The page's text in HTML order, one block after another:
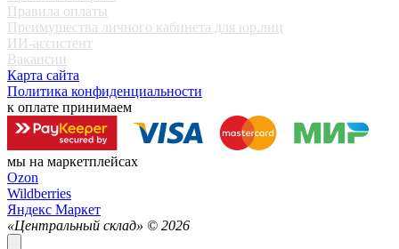
Правила оплаты
Преимущества личного кабинета для юр.лиц
ИИ-ассистент
Вакансии
Карта сайта
Политика конфиденциальности
к оплате принимаем
мы на маркетплейсах
Ozon
Wildberries
Яндекс Маркет
«Центральный склад» © 2026